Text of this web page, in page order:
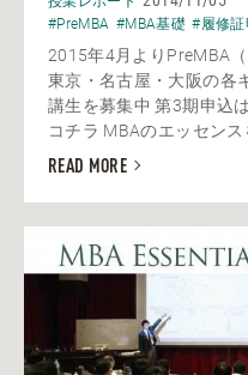
#PreMBA #MBA基礎 #履修証
2015年4月よりPreMBA
東京・名古屋・大阪の各
講生を募集中 第3期申込
コチラ MBAのエッセン
READ MORE